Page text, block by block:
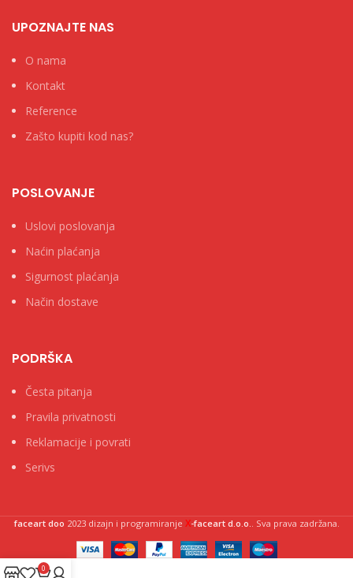
UPOZNAJTE NAS
O nama
Kontakt
Reference
Zašto kupiti kod nas?
POSLOVANJE
Uslovi poslovanja
Naćin plaćanja
Sigurnost plaćanja
Način dostave
PODRŠKA
Česta pitanja
Pravila privatnosti
Reklamacije i povrati
Serivs
faceart doo 2023 dizajn i programiranje X-faceart d.o.o.. Sva prava zadržana.
0